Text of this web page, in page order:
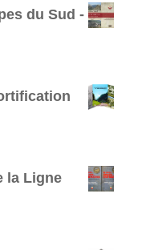
du Sud -
la Ligne